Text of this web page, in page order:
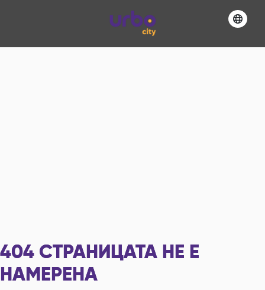
404 СТРАНИЦАТА НЕ Е
НАМЕРЕНА